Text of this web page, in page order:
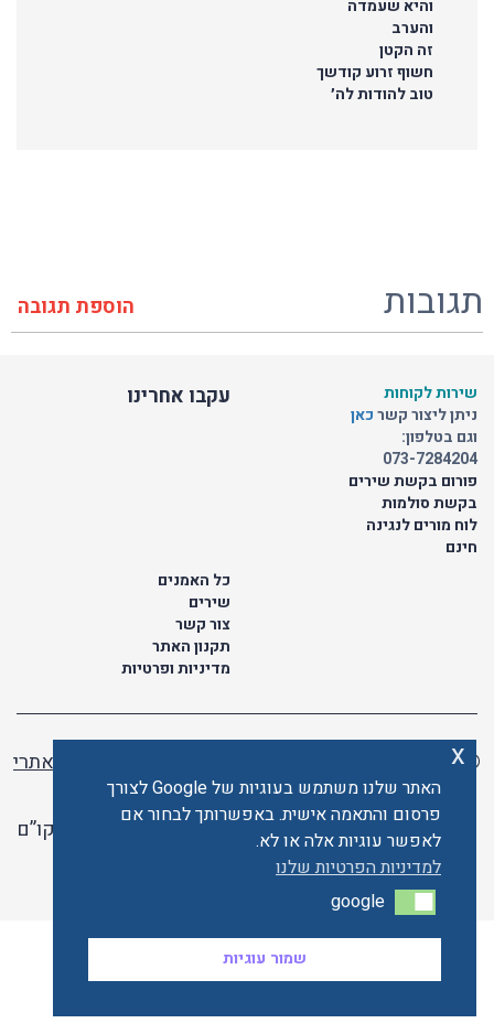
והיא שעמדה
והערב
זה הקטן
חשוף זרוע קודשך
טוב להודות לה׳
תגובות הוספת תגובה
עקבו אחרינו
שירות לקוחות
ניתן ליצור קשרכאן
וגם בטלפון:
073-7284204
פורום בקשת שירים
בקשת סולמות
לוח מורים לנגינה
חינם
כל האמנים
שירים
צור קשר
תקנון האתר
מדיניות ופרטיות
© כל הזכויות שמורות לתו ישראלי | ליאור מזור -
בניית אתרי
וורדפרס
האתר פועל ברשיון אקו”ם
האתר מאובטח ע"י קארדקום
האתר שלנו משתמש בעוגיות של Google לצורך
פרסום והתאמה אישית. באפשרותך לבחור אם
לאפשר עוגיות אלה או לא.
למדיניות הפרטיות שלנו
google
google
שמור עוגיות
x